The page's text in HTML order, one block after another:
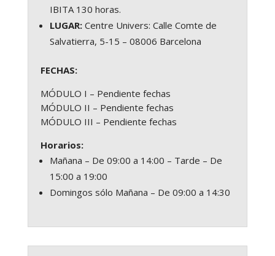
IBITA 130 horas.
LUGAR: Centre Univers: Calle Comte de
Salvatierra, 5-15 – 08006 Barcelona
FECHAS:
MÓDULO I – Pendiente fechas
MÓDULO II – Pendiente fechas
MÓDULO III – Pendiente fechas
Horarios:
Mañana – De 09:00 a 14:00 – Tarde – De
15:00 a 19:00
Domingos sólo Mañana – De 09:00 a 14:30